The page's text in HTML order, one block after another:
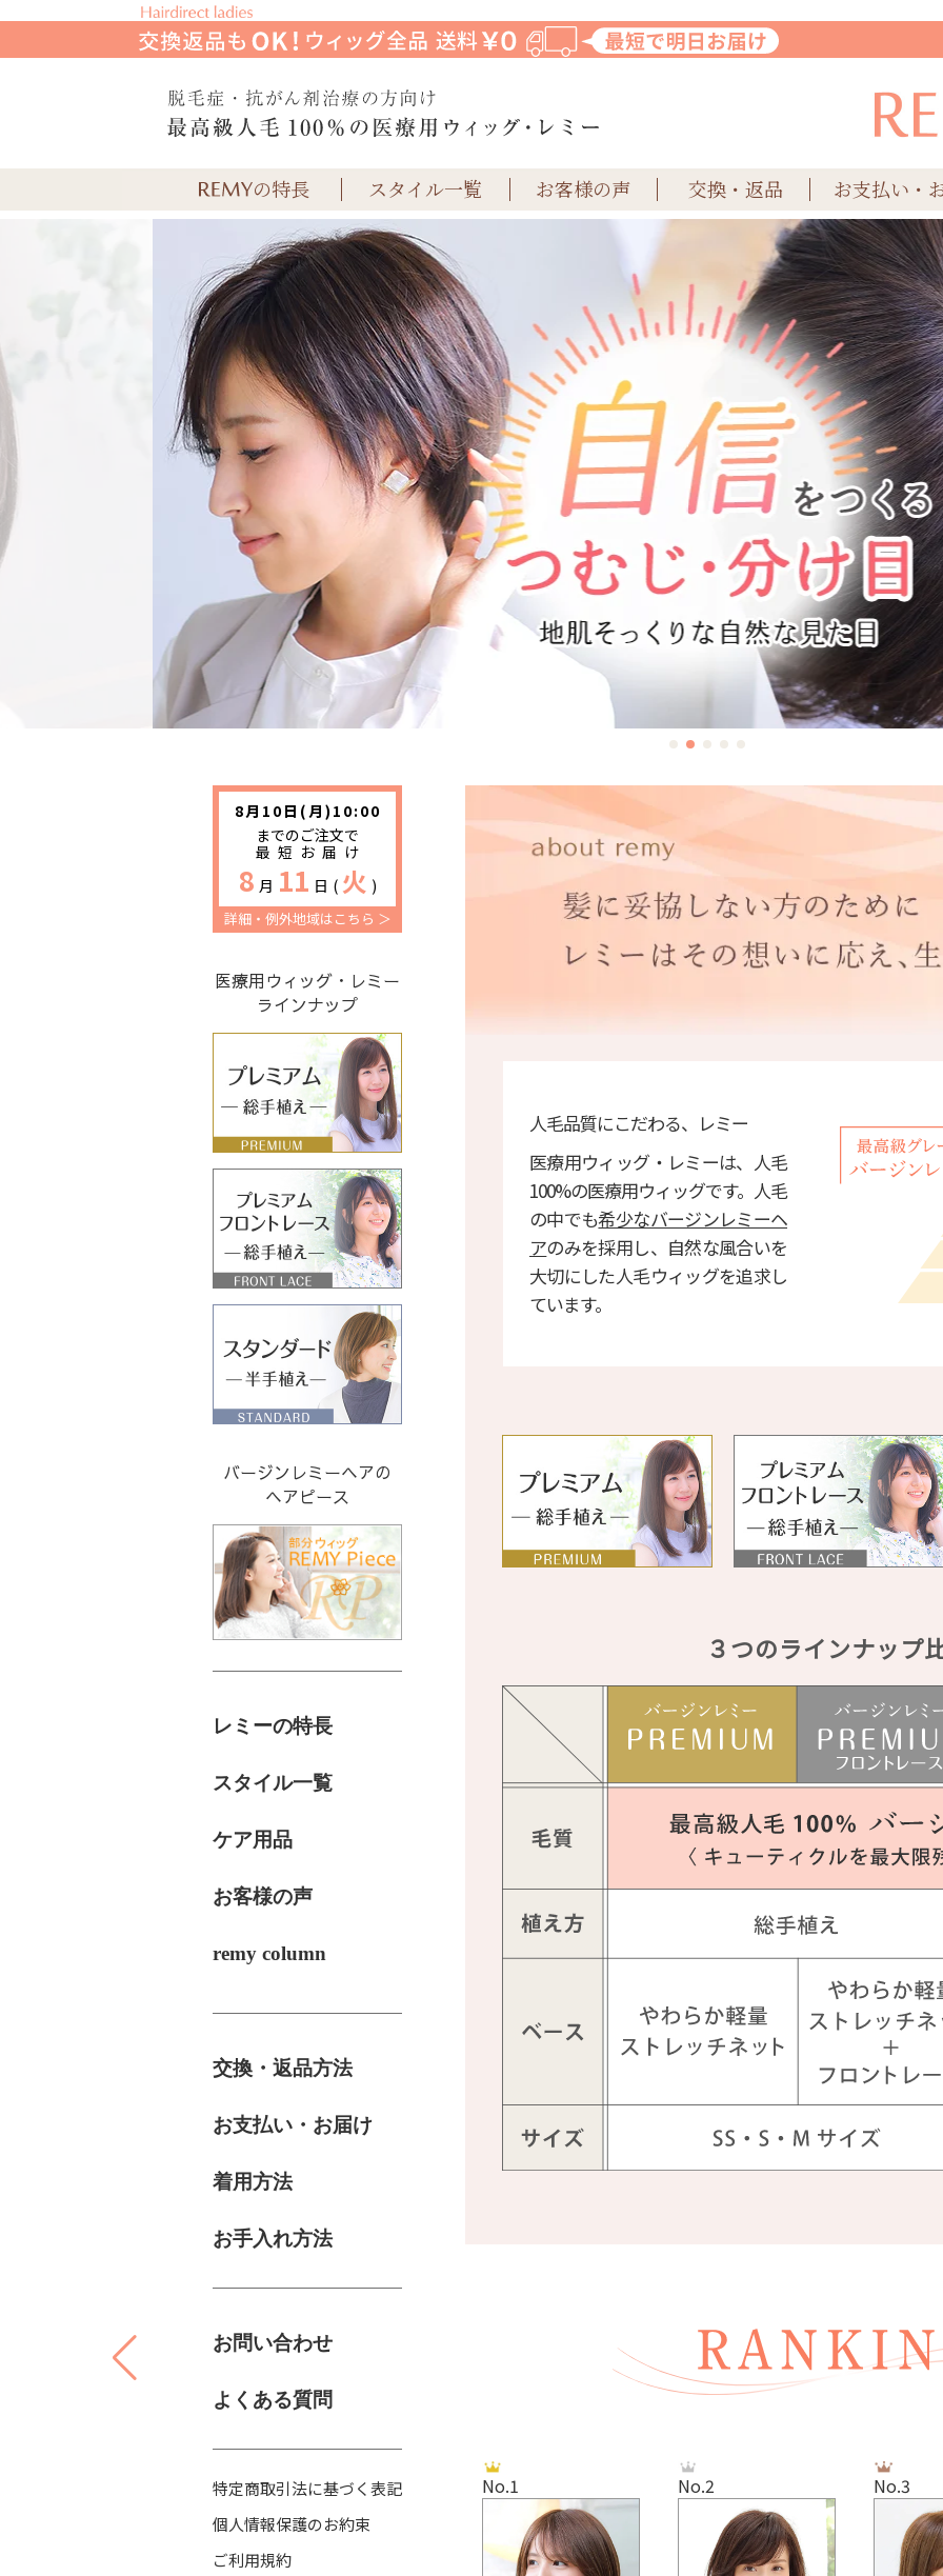
の特長 スタイル一覧 お客様の声 交換・返品 お支払い・
詳細・例外地域はこちら ＞
医療用ウィッグ・レミー
ラインナップ
バージンレミーヘアの
ヘアピース
レミーの特長
スタイル一覧
ケア用品
お客様の声
remy column
交換・返品方法
お支払い・お届け
着用方法
お手入れ方法
お問い合わせ
よくある質問
特定商取引法に基づく表記
個人情報保護のお約束
ご利用規約
人毛品質にこだわる、レミー
医療用ウィッグ・レミーは、人毛
100%の医療用ウィッグです。人毛
の中でも希少なバージンレミーヘ
アのみを採用し、自然な風合いを
大切にした人毛ウィッグを追求し
ています。
３つのラインナップ
No.1 No.2 No.3